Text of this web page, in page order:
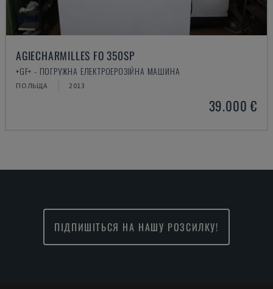
AGIECHARMILLES FO 350SP
+GF+ - ПОГРУЖНА ЕЛЕКТРОЕРОЗІЙНА МАШИНА
ПОЛЬЩА 2013
39.000 €
ПІДПИШІТЬСЯ НА НАШУ РОЗСИЛКУ!